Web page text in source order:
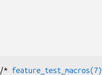
*
feature_test_macros(7)